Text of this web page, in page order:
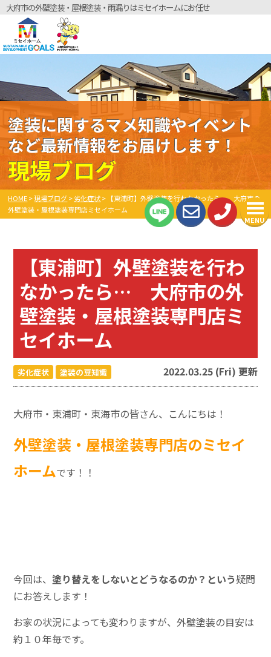
大府市の外壁塗装・屋根塗装・雨漏りはミセイホームにお任せ
MENU
塗装に関するマメ知識やイベント
など最新情報をお届けします！
現場ブログ
HOME>現場ブログ>劣化症状> 【東浦町】外壁塗装を行わなかったら… 大府市の
外壁塗装・屋根塗装専門店ミセイホーム
【東浦町】外壁塗装を行わ
なかったら… 大府市の外
壁塗装・屋根塗装専門店ミ
セイホーム
劣化症状 塗装の豆知識 2022.03.25 (Fri) 更新
大府市・東浦町・東海市の皆さん、こんにちは！
外壁塗装・屋根塗装専門店のミセイ
ホームです！！
今回は、塗り替えをしないとどうなるのか？という疑問
にお答えします！
お家の状況によっても変わりますが、外壁塗装の目安は
約１０年毎です。